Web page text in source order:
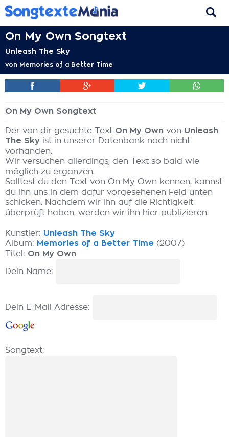
On My Own Songtext
Unleash The Sky
von Memories of a Better Time
On My Own Songtext
Der von dir gesuchte Text On My Own von Unleash
The Sky ist in unserer Datenbank noch nicht
vorhanden.
Wir versuchen allerdings, den Text so bald wie
möglich zu ergänzen.
Solltest du den Text von On My Own kennen, kannst
du ihn uns in dem dafür vorgesehenen Feld unten
schicken. Nachdem wir ihn auf die Richtigkeit
überprüft haben, werden wir ihn hier publizieren.
Künstler: Unleash The Sky
Album: Memories of a Better Time (2007)
Titel: On My Own
Dein Name:
Dein E-Mail Adresse:
Songtext: